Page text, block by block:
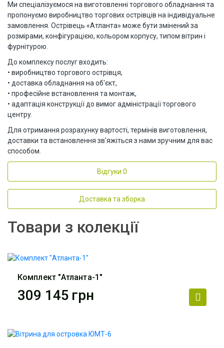
Ми спеціалізуємося на виготовленні торгового обладнання та
пропонуємо виробництво торгових острівців на індивідуальне
замовлення. Острівець «Атланта» може бути змінений за
розмірами, конфігурацією, кольором корпусу, типом вітрин і
фурнітурою.
До комплексу послуг входить:
• виробництво торгового острівця,
• доставка обладнання на об'єкт,
• професійне встановлення та монтаж,
• адаптація конструкції до вимог адміністрації торгового
центру.
Для отримання розрахунку вартості, термінів виготовлення,
доставки та встановлення зв'яжіться з нами зручним для вас
способом.
Відгуки 0
Доставка та зборка
Товари з колекції
Комплект "Атланта-1"
309 145 грн